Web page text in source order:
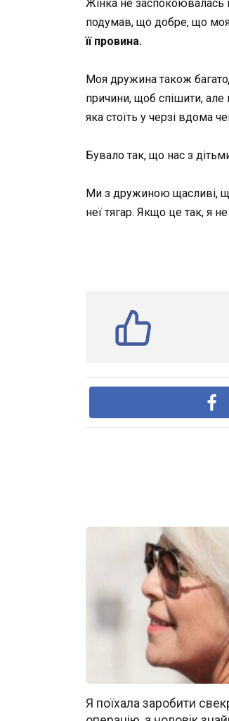
Жінка не заспокоювалась
подумав, що добре, що
її провина.
Моя дружина також
причини, щоб спішити,
яка стоїть у черзі вдома
Бувало так, що нас з
Ми з дружиною щасливі, що
неї тягар. Якщо це так, я
Я поїхала заробити